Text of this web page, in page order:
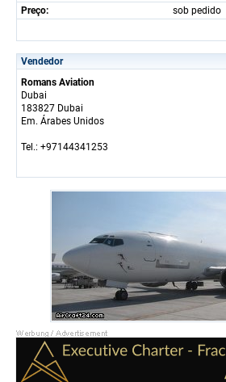
Preço:
sob pedido
Vendedor
Romans Aviation
Dubai
183827 Dubai
Em. Árabes Unidos
Tel.: +97144341253